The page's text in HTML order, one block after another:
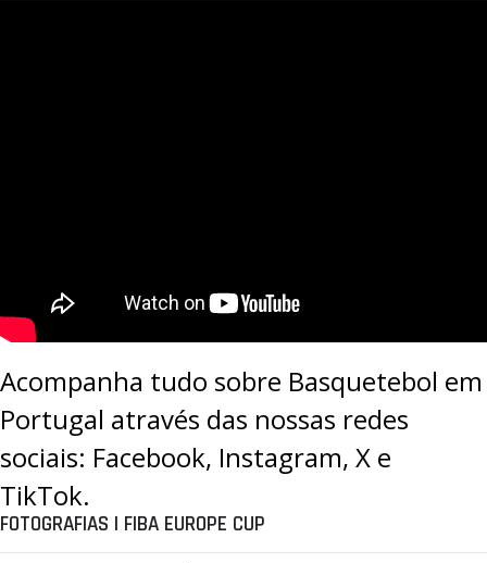
Acompanha tudo sobre Basquetebol em
Portugal através das nossas redes
sociais: Facebook, Instagram, X e
TikTok.
FOTOGRAFIAS | FIBA EUROPE CUP